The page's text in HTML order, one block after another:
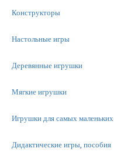
Конструкторы
Настольные игры
Деревянные игрушки
Мягкие игрушки
Игрушки для самых маленьких
Дидактические игры, пособия